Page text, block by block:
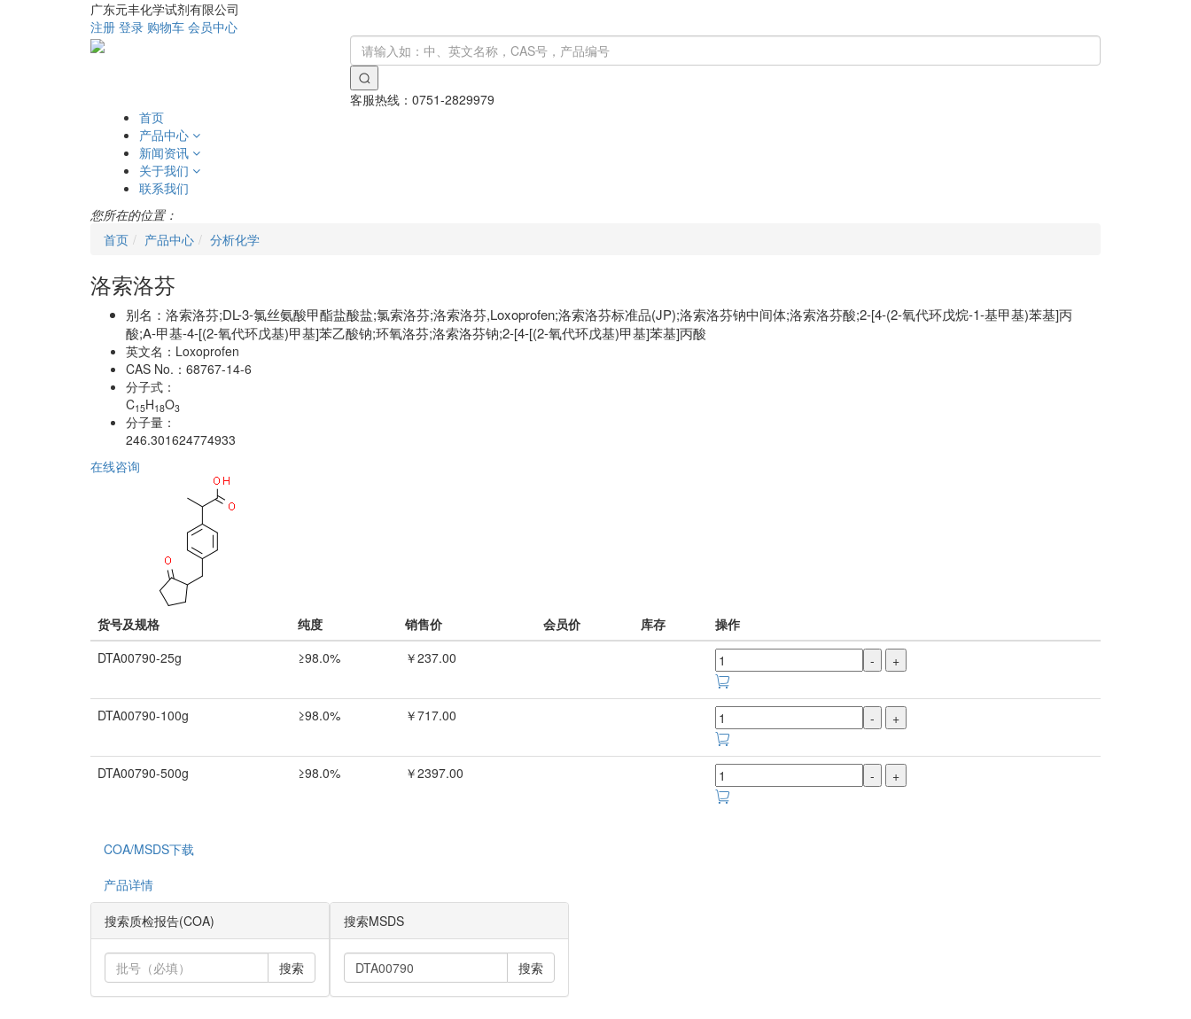
广东元丰化学试剂有限公司
注册 登录 购物车 会员中心
客服热线： 0751-2829979
首页
产品中心
新闻资讯
关于我们
联系我们
您所在的位置：
首页
产品中心 分析化学
洛索洛芬
别名： 洛索洛芬;DL-3-氯丝氨酸甲酯盐酸盐;氯索洛芬;洛索洛芬,Loxoprofen;洛索洛芬标准品(JP);洛索洛芬钠中间体;洛索洛芬酸;2-[4-(2-氧代环戊烷-1-基甲基)苯基]丙
酸;Α-甲基-4-[(2-氧代环戊基)甲基]苯乙酸钠;环氧洛芬;洛索洛芬钠;2-[4-[(2-氧代环戊基)甲基]苯基]丙酸
英文名： Loxoprofen
CAS No.： 68767-14-6
分子式：
C15H18O3
分子量：
246.301624774933
在线咨询
货号及规格 纯度 销售价 会员价 库存
操作
DTA00790-25g
≥98.0% ￥237.00 - +
DTA00790-100g ≥98.0% ￥717.00 - +
DTA00790-500g ≥98.0% ￥2397.00 - +
COA/MSDS下载
产品详情
搜索质检报告(COA)
搜索
搜索MSDS
搜索